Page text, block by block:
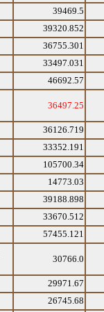
39469.5
39320.852
36755.301
33497.031
46692.57
36497.25
36126.719
33352.191
105700.34
14773.03
39188.898
33670.512
57455.121
30766.0
29971.67
26745.68